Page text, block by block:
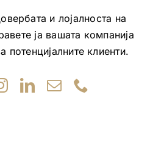
и лојалноста на
ја вашата компанија
потенцијалните клиенти.